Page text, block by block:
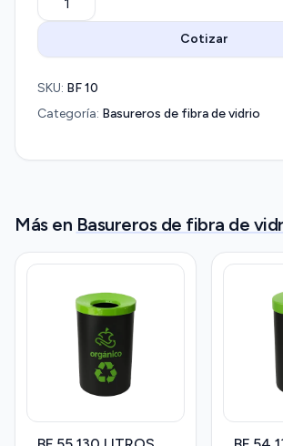
Cotizar
SKU: BF 10
Categoría: Basureros de fibra de vidrio
Más en Basureros de fibra de